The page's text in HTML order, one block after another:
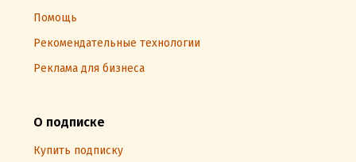
Помощь
Рекомендательные технологии
Реклама для бизнеса
О подписке
Купить подписку